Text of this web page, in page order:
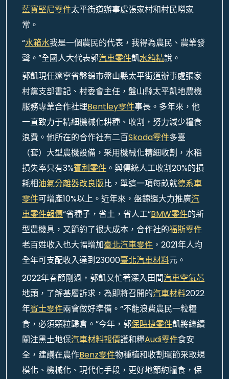
藍寶堅尼零件太平街道辦事處張家村和村民嘮家
常。
“水箱水我是一個農民的代表，我得為農民、農業發
聲。”全國人大代表郭汽車零件凱水箱精說。
郭凱現任遼寧省盤錦市盤山縣太平街道辦事處張家
村黨支部書記、村委會主任，盤山縣太平凱地農機
服務專業合作社理Bentley零件事長。多年來，他
一直致力于精細機械化耕種、收割，努力減少糧食
浪費。他所在的合作社有二百Skoda零件多臺
（套）大型農機設備，采用機械化精細收割，水稻
損失率只有3%賓利零件 。與傳統人工收割20%的損
耗相油氣分離器改良版比，單這一項每畝就德系車
零件可增產10%以上。近年來，盤錦還大力推廣汽
車零件報價“省種子，省土，省人工”BMW零件的新
型農機具，又節約了很大成本，合作社的福斯零件
老百姓收入也大幅增加臺北汽車零件 ，2021年人均
全年可支配收入達到23000臺北汽車材料元。
2022年春節剛過，郭凱又忙著深入田間汽車空氣芯
地頭，了解基層訴求，為即將召開的汽車材料2022
年賓士零件兩會做好準備。“不能浪費農民一粒糧
食，必須顆粒歸倉。”今年，郭保時捷零件凱將繼續
關注黑土地保汽車材料報價護和糧Audi零件食安
全，建議在農作Benz零件物種植和收割環節采取規
模化、機械化、現代化手段，更好地節約糧食，保